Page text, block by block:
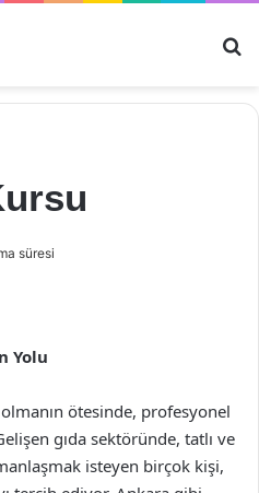
süresi
Yolu
ötesinde, profesyonel
gıda sektöründe, tatlı ve
isteyen birçok kişi,